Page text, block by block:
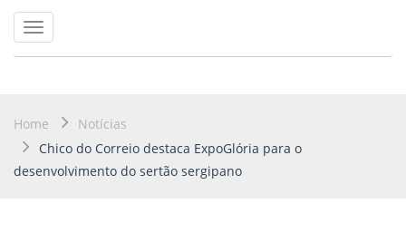
Toggle
navigation
Home
Notícias
Chico do Correio destaca ExpoGlória para o
desenvolvimento do sertão sergipano